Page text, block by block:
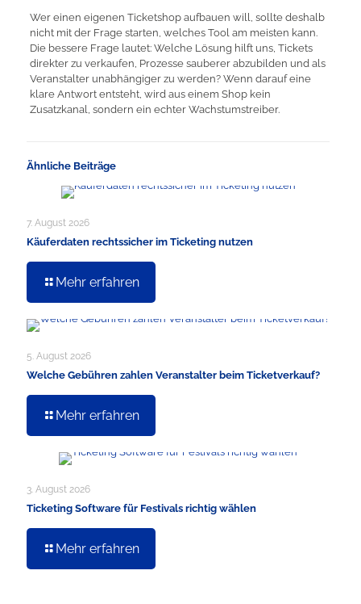
Wer einen eigenen Ticketshop aufbauen will, sollte deshalb
nicht mit der Frage starten, welches Tool am meisten kann.
Die bessere Frage lautet: Welche Lösung hilft uns, Tickets
direkter zu verkaufen, Prozesse sauberer abzubilden und als
Veranstalter unabhängiger zu werden? Wenn darauf eine
klare Antwort entsteht, wird aus einem Shop kein
Zusatzkanal, sondern ein echter Wachstumstreiber.
Ähnliche Beiträge
7. August 2026
Käuferdaten rechtssicher im Ticketing nutzen
Mehr erfahren
5. August 2026
Welche Gebühren zahlen Veranstalter beim Ticketverkauf?
Mehr erfahren
3. August 2026
Ticketing Software für Festivals richtig wählen
Mehr erfahren